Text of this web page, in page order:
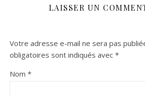
LAISSER UN
Votre adresse e-mail ne sera pas
obligatoires sont indiqués avec *
Nom *